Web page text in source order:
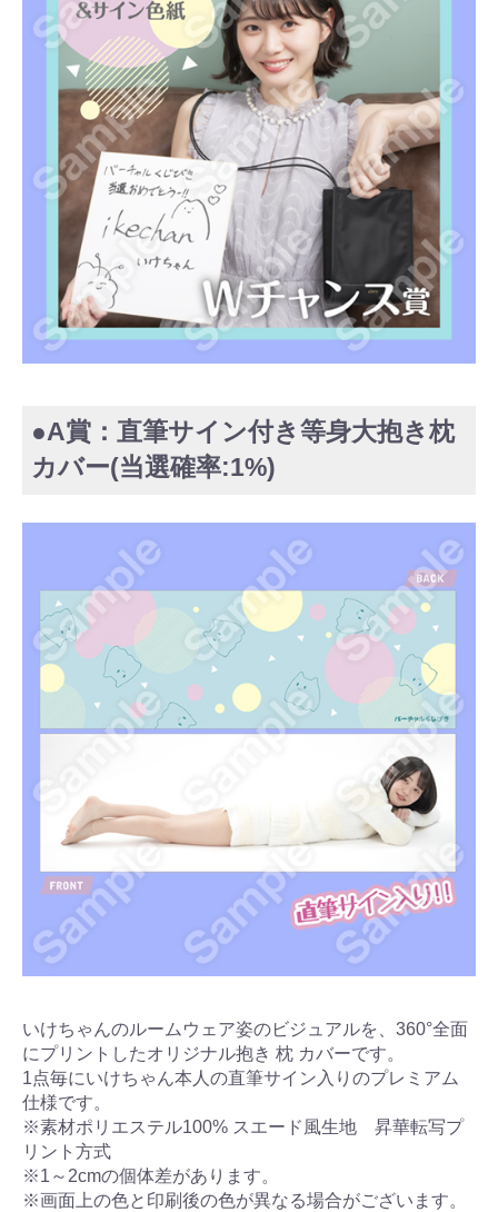
●A賞：直筆サイン付き等身大抱き枕
カバー(当選確率:1%)
いけちゃんのルームウェア姿のビジュアルを、360°全面
にプリントしたオリジナル抱き 枕 カバーです。
1点毎にいけちゃん本人の直筆サイン入りのプレミアム
仕様です。
※素材ポリエステル100% スエード風生地 昇華転写プ
リント方式
※1～2cmの個体差があります。
※画面上の色と印刷後の色が異なる場合がございます。